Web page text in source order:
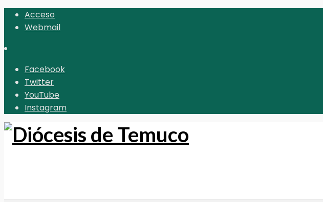
Acceso
Webmail
Facebook
Twitter
YouTube
Instagram